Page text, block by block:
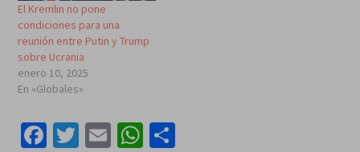
El Kremlin no pone
condiciones para una
reunión entre Putin y Trump
sobre Ucrania
enero 10, 2025
En «Globales»
Facebook
Twitter
EmailWhatsApp
Compartir